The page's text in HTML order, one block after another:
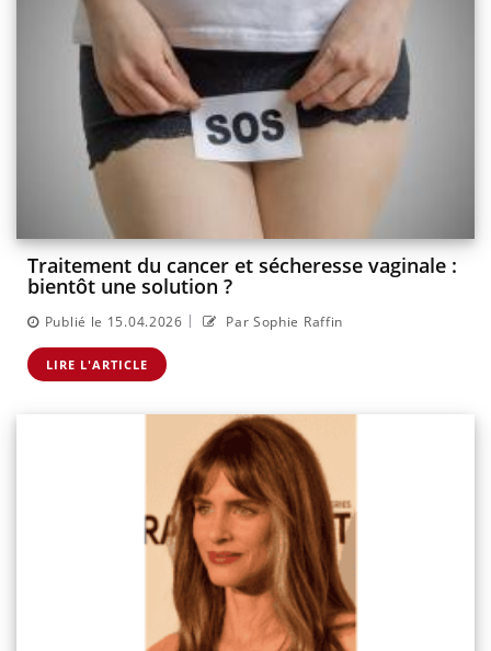
Traitement du cancer et sécheresse vaginale :
bientôt une solution ?
Publié le 15.04.2026 | Par Sophie Raffin
LIRE L'ARTICLE